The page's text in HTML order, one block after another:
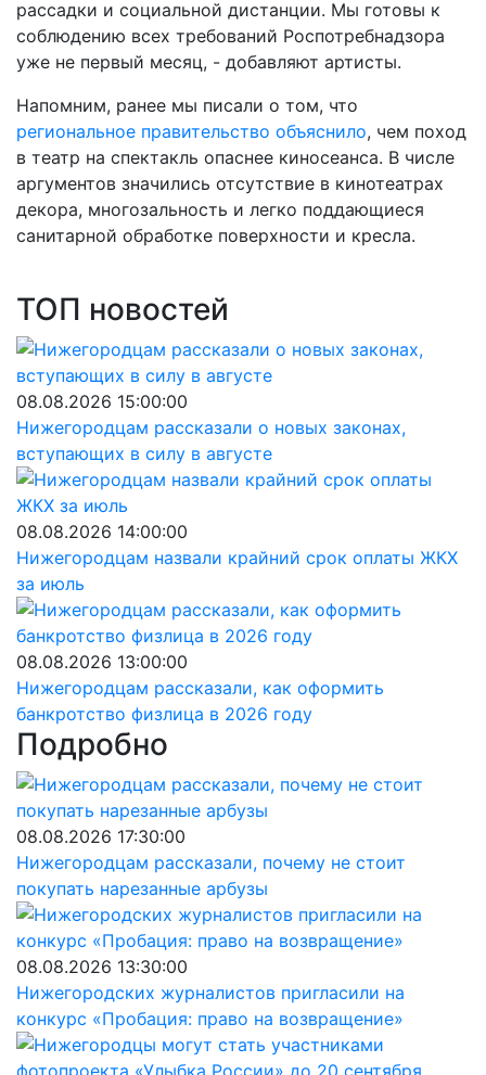
рассадки и социальной дистанции. Мы готовы к
соблюдению всех требований Роспотребнадзора
уже не первый месяц, - добавляют артисты.
Напомним, ранее мы писали о том, что
региональное правительство объяснило, чем поход
в театр на спектакль опаснее киносеанса. В числе
аргументов значились отсутствие в кинотеатрах
декора, многозальность и легко поддающиеся
санитарной обработке поверхности и кресла.
ТОП новостей
08.08.2026 15:00:00
Нижегородцам рассказали о новых законах,
вступающих в силу в августе
08.08.2026 14:00:00
Нижегородцам назвали крайний срок оплаты ЖКХ
за июль
08.08.2026 13:00:00
Нижегородцам рассказали, как оформить
банкротство физлица в 2026 году
Подробно
08.08.2026 17:30:00
Нижегородцам рассказали, почему не стоит
покупать нарезанные арбузы
08.08.2026 13:30:00
Нижегородских журналистов пригласили на
конкурс «Пробация: право на возвращение»